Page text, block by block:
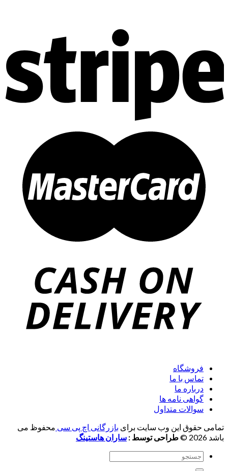
فروشگاه
تماس با ما
درباره ما
گواهی نامه ها
سوالات متداول
تمامی حقوق این وب سایت برای بازرگانی اچ پی سی محفوظ می
باشد 2026 ©
طراحی توسط : ساران هاستینگ
Search
for: